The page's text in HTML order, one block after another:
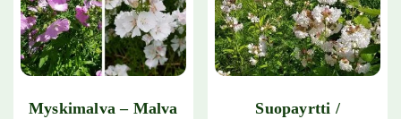
Myskimalva – Malva
Suopayrtti /